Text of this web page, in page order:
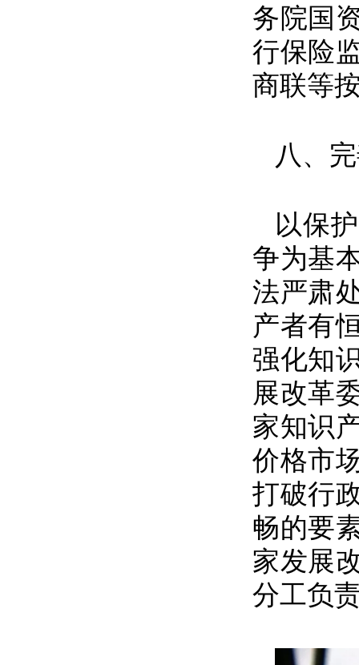
务院国
行保险
商联等
八、
以保
争为基
法严肃
产者有
强化知
展改革
家知识
价格市
打破行
畅的要
家发展
分工负